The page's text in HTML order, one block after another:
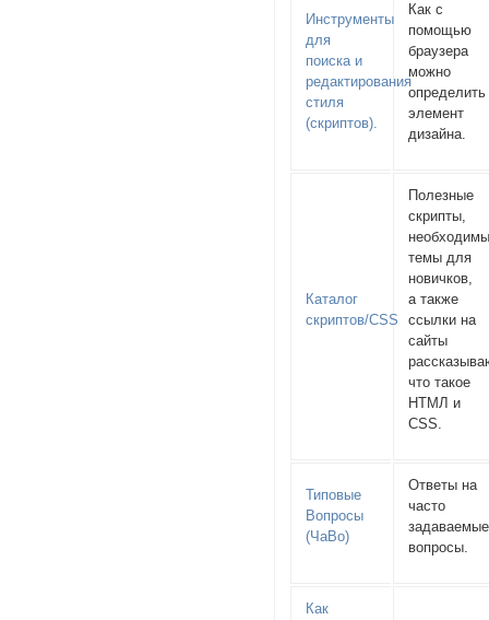
Инструменты
для
поиска и
редактирования
стиля
(скриптов).
Как с
помощью
браузера
можно
определить
элемент
дизайна.
Каталог
скриптов/CSS
Полезные
скрипты,
темы для
новичков,
а также
ссылки на
сайты
что такое
НТМЛ и
CSS.
Типовые
Вопросы
(ЧаВо)
Ответы на
часто
задаваемые
вопросы.
Как